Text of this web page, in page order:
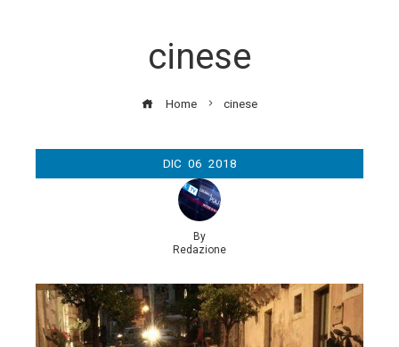
cinese
Home cinese
DIC 06 2018
By
Redazione